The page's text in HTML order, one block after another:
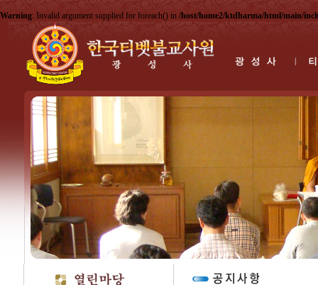
Warning: Invalid argument supplied for foreach() in /host/home2/ktdharma/html/main/